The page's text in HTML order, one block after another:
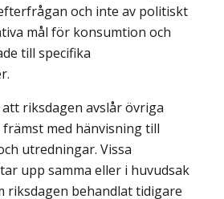
och inte av politiskt
mål för konsumtion och
till specifika
riksdagen avslår övriga
med hänvisning till
utredningar. Vissa
upp samma eller i huvudsak
riksdagen behandlat tidigare